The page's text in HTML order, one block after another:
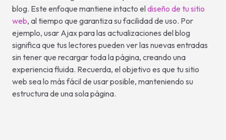
blog. Este enfoque mantiene intacto eldiseño de tu sitio
web, al tiempo que garantiza su facilidad de uso. Por
ejemplo, usar Ajax para las actualizaciones del blog
significa que tus lectores pueden ver las nuevas entradas
sin tener que recargar toda la página, creando una
experiencia fluida. Recuerda, el objetivo es que tu sitio
web sea lo más fácil de usar posible, manteniendo su
estructura de una sola página.